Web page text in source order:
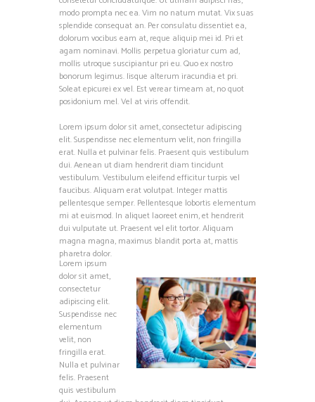
modo prompta nec ea. Vim no natum mutat. Vix suas
splendide consequat an. Per consulatu dissentiet ea,
dolorum vocibus eam at, reque aliquip mei id. Pri et
agam nominavi. Mollis perpetua gloriatur cum ad,
mollis utroque suscipiantur pri eu. Quo ex nostro
bonorum legimus. Iisque alterum iracundia et pri.
Soleat epicurei ex vel. Est verear timeam at, no quot
posidonium mel. Vel at viris offendit.
Lorem ipsum dolor sit amet, consectetur adipiscing
elit. Suspendisse nec elementum velit, non fringilla
erat. Nulla et pulvinar felis. Praesent quis vestibulum
dui. Aenean ut diam hendrerit diam tincidunt
vestibulum. Vestibulum eleifend efficitur turpis vel
faucibus. Aliquam erat volutpat. Integer mattis
pellentesque semper. Pellentesque lobortis elementum
mi at euismod. In aliquet laoreet enim, et hendrerit
dui vulputate ut. Praesent vel elit tortor. Aliquam
magna magna, maximus blandit porta at, mattis
pharetra dolor.
Lorem ipsum
dolor sit amet,
consectetur
adipiscing elit.
Suspendisse nec
elementum
velit, non
fringilla erat.
Nulla et pulvinar
felis. Praesent
quis vestibulum